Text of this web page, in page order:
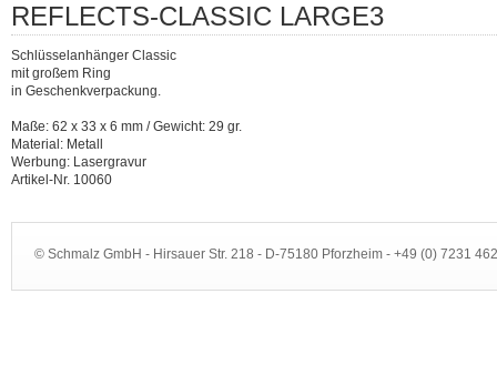
REFLECTS-CLASSIC LARGE3
Schlüsselanhänger Classic
mit großem Ring
in Geschenkverpackung.
Maße: 62 x 33 x 6 mm / Gewicht: 29 gr.
Material: Metall
Werbung: Lasergravur
Artikel-Nr. 10060
© Schmalz GmbH - Hirsauer Str. 218 - D-75180 Pforzheim - +49 (0) 7231